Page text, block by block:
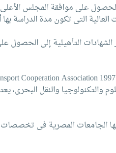
على موافقة المجلس الأعلى
التى تكون مدة الدراسة بها
التأهيلية إلى الحصول
والتكنولوجيا والنقل البحرى،
الجامعات المصرية فى تخصصات